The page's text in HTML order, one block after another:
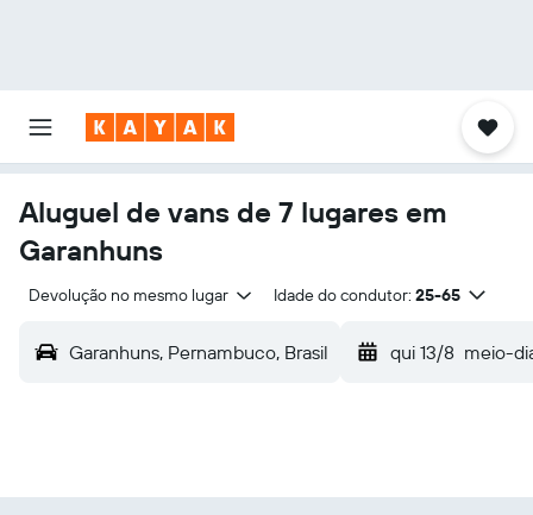
Aluguel de vans de 7 lugares em
Garanhuns
Devolução no mesmo lugar Idade do condutor: 25-65
Garanhuns, Pernambuco, Brasil qui 13/8 meio-